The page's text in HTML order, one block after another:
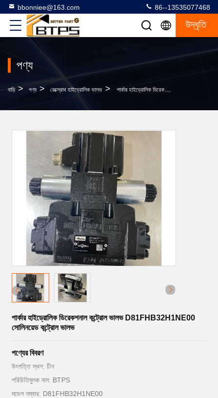
bbonniee@163.com 86--13535077468
উদ্ধৃতি
পণ্য
বাড়ি > পণ্য > রেক্স্রোথ হাইড্রোলিক ভালভ > পার্কার হাইড্রোলিক ডিরেকশনাল কন্ট্রোল ভালভ D81FHB32H1NE00 সোলিনয়েড কন্ট্রোল ভালভ
পার্কার হাইড্রোলিক ডিরেকশনাল কন্ট্রোল ভালভ D81FHB32H1NE00
সোলিনয়েড কন্ট্রোল ভালভ
পণ্যের বিবরণ
উৎপত্তি স্থল: চীন
পরিচিতিমুলক নাম: BTPS
মডেল নম্বার: D81FHB32H1NE00